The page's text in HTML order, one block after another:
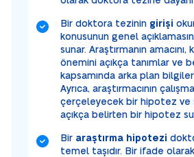
Bir doktora tezinin girişi
konusunun genel
sunar. Araştırmanın amacını,
önemini açıkça tanımlar ve
kapsamında arka plan
Ayrıca, araştırmacının
çerçeleyecek bir hipotez ve
açıkça belirten bir hipotez
Bir araştırma hipotezi
temel taşıdır. Bir ifade olarak